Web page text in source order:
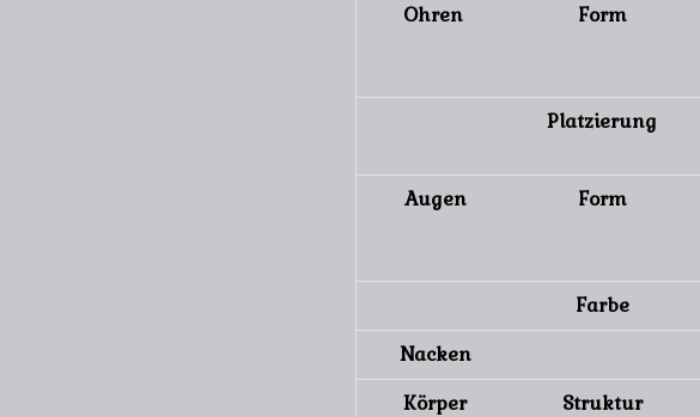
Ohren
Form
Platzierung
Augen
Form
Farbe
Nacken
Körper
Struktur